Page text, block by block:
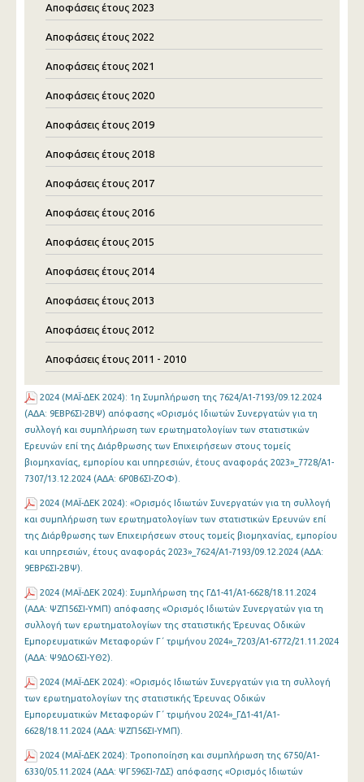
Αποφάσεις έτους 2023
Αποφάσεις έτους 2022
Αποφάσεις έτους 2021
Αποφάσεις έτους 2020
Αποφάσεις έτους 2019
Αποφάσεις έτους 2018
Αποφάσεις έτους 2017
Αποφάσεις έτους 2016
Αποφάσεις έτους 2015
Αποφάσεις έτους 2014
Αποφάσεις έτους 2013
Αποφάσεις έτους 2012
Αποφάσεις έτους 2011 - 2010
2024 (ΜΑΪ-ΔΕΚ 2024): 1η Συμπλήρωση της 7624/Α1-7193/09.12.2024
(ΑΔΑ: 9ΕΒΡ6ΣΙ-2ΒΨ) απόφασης «Ορισμός Ιδιωτών Συνεργατών για τη
συλλογή και συμπλήρωση των ερωτηματολογίων των στατιστικών
Ερευνών επί της Διάρθρωσης των Επιχειρήσεων στους τομείς
βιομηχανίας, εμπορίου και υπηρεσιών, έτους αναφοράς 2023»_7728/Α1-
7307/13.12.2024 (ΑΔΑ: 6Ρ0Β6ΣΙ-ΖΟΦ).
2024 (ΜΑΪ-ΔΕΚ 2024): «Ορισμός Ιδιωτών Συνεργατών για τη συλλογή
και συμπλήρωση των ερωτηματολογίων των στατιστικών Ερευνών επί
της Διάρθρωσης των Επιχειρήσεων στους τομείς βιομηχανίας, εμπορίου
και υπηρεσιών, έτους αναφοράς 2023»_7624/Α1-7193/09.12.2024 (ΑΔΑ:
9ΕΒΡ6ΣΙ-2ΒΨ).
2024 (ΜΑΪ-ΔΕΚ 2024): Συμπλήρωση της ΓΔ1-41/Α1-6628/18.11.2024
(ΑΔΑ: ΨΖΠ56ΣΙ-ΥΜΠ) απόφασης «Ορισμός Ιδιωτών Συνεργατών για τη
συλλογή των ερωτηματολογίων της στατιστικής Έρευνας Οδικών
Εμπορευματικών Μεταφορών Γ΄ τριμήνου 2024»_7203/Α1-6772/21.11.2024
(ΑΔΑ: Ψ9ΔΟ6ΣΙ-ΥΘ2).
2024 (ΜΑΪ-ΔΕΚ 2024): «Ορισμός Ιδιωτών Συνεργατών για τη συλλογή
των ερωτηματολογίων της στατιστικής Έρευνας Οδικών
Εμπορευματικών Μεταφορών Γ΄ τριμήνου 2024»_ΓΔ1-41/Α1-
6628/18.11.2024 (ΑΔΑ: ΨΖΠ56ΣΙ-ΥΜΠ).
2024 (ΜΑΪ-ΔΕΚ 2024): Τροποποίηση και συμπλήρωση της 6750/Α1-
6330/05.11.2024 (ΑΔΑ: ΨΓ596ΣΙ-7ΔΣ) απόφασης «Ορισμός Ιδιωτών